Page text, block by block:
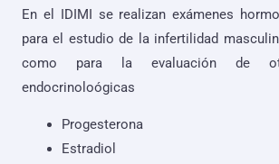
En el IDIMI se realizan exámenes
para el estudio de la infertilidad
como para la evaluación de
endocrinoloógicas
Progesterona
Estradiol